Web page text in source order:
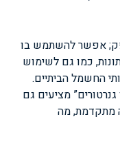
אפשר להשתמש בו
כמו גם לשימוש
החשמל הביתיים.
מציעים גם
מתקדמת, מה